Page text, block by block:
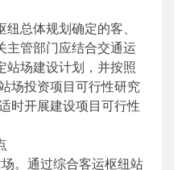
总体规划确定的客、
主管部门应结合交通运
站场建设计划，并按照
场投资项目可行性研究
时开展建设项目可行性
通过综合客运枢纽站